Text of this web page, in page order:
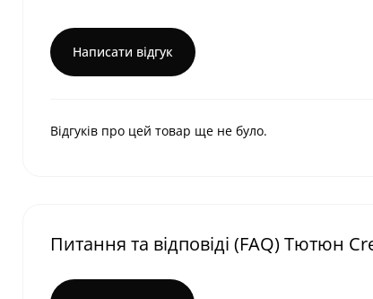
Написати відгук
Відгуків про цей товар ще не було.
Питання та відповіді (FAQ) Тютюн